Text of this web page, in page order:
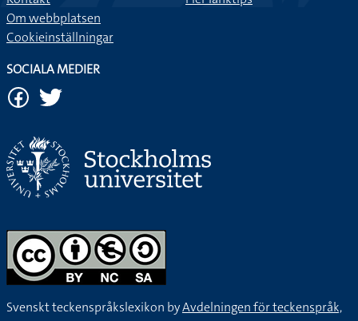
Om webbplatsen
Cookieinställningar
SOCIALA MEDIER
Svenskt teckenspråkslexikon byAvdelningen för teckenspråk,